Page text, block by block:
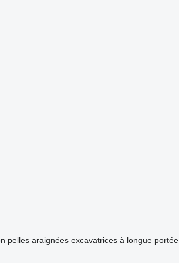
pelles araignées excavatrices à longue portée